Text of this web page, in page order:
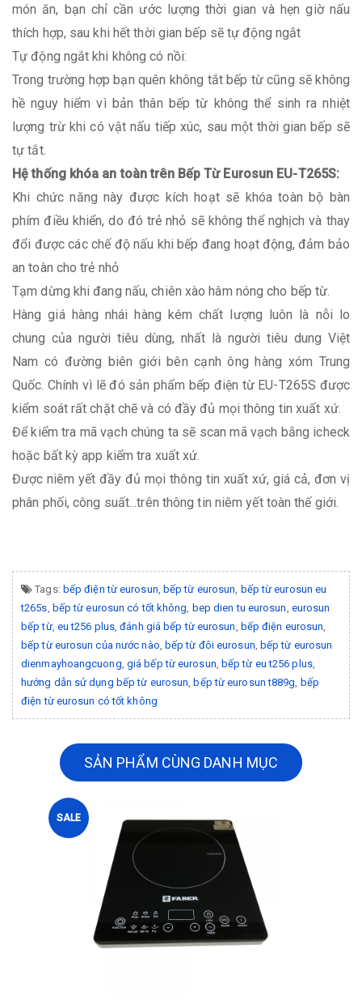
món ăn, bạn chỉ cần ước lượng thời gian và hẹn giờ nấu
thích hợp, sau khi hết thời gian bếp sẽ tự động ngắt
Tự động ngắt khi không có nồi:
Trong trường hợp bạn quên không tắt bếp từ cũng sẽ không
hề nguy hiểm vì bản thân bếp từ không thể sinh ra nhiệt
lượng trừ khi có vật nấu tiếp xúc, sau một thời gian bếp sẽ
tự tắt.
Hệ thống khóa an toàn trên Bếp Từ Eurosun EU-T265S:
Khi chức năng này được kích hoạt sẽ khóa toàn bộ bàn
phím điều khiển, do đó trẻ nhỏ sẽ không thể nghịch và thay
đổi được các chế độ nấu khi bếp đang hoạt động, đảm bảo
an toàn cho trẻ nhỏ
Tạm dừng khi đang nấu, chiên xào hâm nóng cho bếp từ.
Hàng giá hàng nhái hàng kém chất lượng luôn là nỗi lo
chung của người tiêu dùng, nhất là người tiêu dung Việt
Nam có đường biên giới bên cạnh ông hàng xóm Trung
Quốc. Chính vì lẽ đó sản phẩm bếp điện từ EU-T265S được
kiểm soát rất chặt chẽ và có đầy đủ mọi thông tin xuất xứ.
Để kiểm tra mã vạch chúng ta sẽ scan mã vạch bằng icheck
hoặc bất kỳ app kiểm tra xuất xứ.
Được niêm yết đầy đủ mọi thông tin xuất xứ, giá cả, đơn vị
phân phối, công suất...trên thông tin niêm yết toàn thế giới.
Tags: bếp điện từ eurosun bếp từ eurosun bếp từ eurosun eu
t265s bếp từ eurosun có tốt không bep dien tu eurosun eurosun
bếp từ, eu t256 plus ,đánh giá bếp từ eurosun bếp điện eurosun
bếp từ eurosun của nước nào bếp từ đôi eurosun bếp từ eurosun
dienmayhoangcuong giá bếp từ eurosun bếp từ eu t256 plus,
hướng dẫn sử dụng bếp từ eurosun ,bếp từ eurosun t889g bếp
điện từ eurosun có tốt không
SẢN PHẨM CÙNG DANH MỤC
SALE